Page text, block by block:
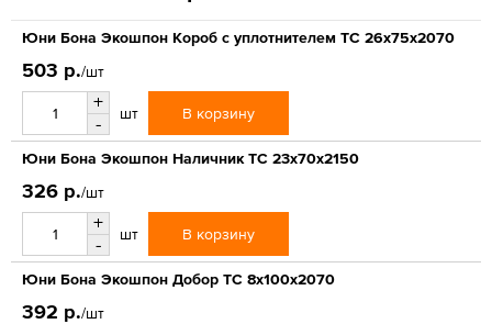
Юни Бона Экошпон Короб с уплотнителем ТС 26x75x2070
503 р./шт
+
-
шт В корзину
Юни Бона Экошпон Наличник ТС 23x70x2150
326 р./шт
+
-
шт В корзину
Юни Бона Экошпон Добор ТС 8x100x2070
392 р./шт